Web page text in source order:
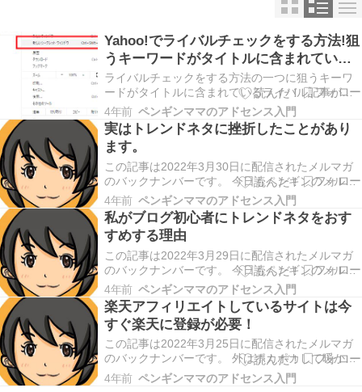
Yahoo!でライバルチェックをする方法!狙
うキーワードがタイトルに含まれている
記事数を数える方法
ライバルチェックをする方法の一つに狙うキーワ
ードがタイトルに含まれているライバル記事がい
くつあるかチェックするという方法があります。
狙うキーワードがタイトルに含まれている記事が
少なければ、ライバルが少ないということなの
で、そのキーワードをタイトルや見出しに含めて
記事を書くことで…
4年前 ペンギンママのアドセンス入門
実はトレンドネタに挫折したことがあり
ます。
この記事は2022年3月30日に配信されたメルマガ
のバックナンバーです。 今日もペンギンのメルマ
ガを読んで頂きどうもありがとうございます。 日
曜日 子供たちと近所の公園で 遊びました。 その
公園は県立公園なので 大きくて 色々な植物があり
ます。 この時期はやっぱり桜ですよね。 …
4年前 ペンギンママのアドセンス入門
私がブログ初心者にトレンドネタをおす
すめする理由
この記事は2022年3月29日に配信されたメルマガ
のバックナンバーです。 今日もペンギンのメルマ
ガを読んで頂きどうもありがとうございます。 最
近、ASP案件の記事を書いています。 ASP案件の
記事 キーワード選定が難しいですねー。 トレンド
ネタ実践しているのに なぜASP案件を…
4年前 ペンギンママのアドセンス入門
楽天アフィリエイトしているサイトは今
すぐ楽天に登録が必要！
この記事は2022年3月25日に配信されたメルマガ
のバックナンバーです。 外はポカポカして暖かい
のに 家の中は日が当たらなくて寒い。 我が家は借
家に住んでいるので 将来的に旦那の実家近くに家
4年前 ペンギンママのアドセンス入門